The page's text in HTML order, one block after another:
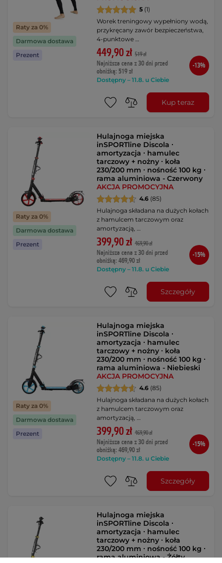
Raty za 0%
Darmowa dostawa
Prezent
5 (1)
Worek treningowy wypełniony wodą,
przykręcany zawór bezpieczeństwa,
4-punktowe …
449,90 zł 519 zł
Najniższa cena z 30 dni przed
obniżką: 519 zł
Dostępny – 11.8. u Ciebie
-13%
Kup teraz
Raty za 0%
Darmowa dostawa
Prezent
Hulajnoga miejska
inSPORTline Discola ∙
amortyzacja ∙ hamulec
tarczowy + nożny ∙ koła
230/200 mm ∙ nośność 100 kg ∙
rama aluminiowa - Czerwony
AKCJA PROMOCYJNA
4.6 (85)
Hulajnoga składana na dużych kołach
z hamulcem tarczowym oraz
amortyzacją, …
399,90 zł 469,90 zł
Najniższa cena z 30 dni przed
obniżką: 469,90 zł
Dostępny – 11.8. u Ciebie
-15%
Szczegóły
Raty za 0%
Darmowa dostawa
Prezent
Hulajnoga miejska
inSPORTline Discola ∙
amortyzacja ∙ hamulec
tarczowy + nożny ∙ koła
230/200 mm ∙ nośność 100 kg ∙
rama aluminiowa - Niebieski
AKCJA PROMOCYJNA
4.6 (85)
Hulajnoga składana na dużych kołach
z hamulcem tarczowym oraz
amortyzacją, …
399,90 zł 469,90 zł
Najniższa cena z 30 dni przed
obniżką: 469,90 zł
Dostępny – 11.8. u Ciebie
-15%
Szczegóły
Hulajnoga miejska
inSPORTline Discola ∙
amortyzacja ∙ hamulec
tarczowy + nożny ∙ koła
230/200 mm ∙ nośność 100 kg ∙
rama aluminiowa - Żółty